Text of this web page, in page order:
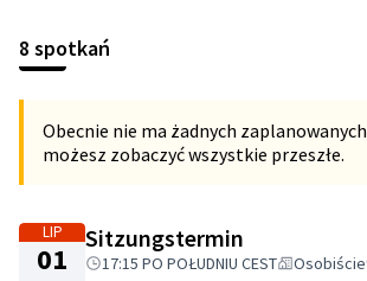
+
−
8 spotkań
Obecnie nie ma żadnych
możesz zobaczyć wszystkie przeszłe.
LIP
01
Sitzungstermin
17:15 PO POŁUDNIU CEST Osobiście